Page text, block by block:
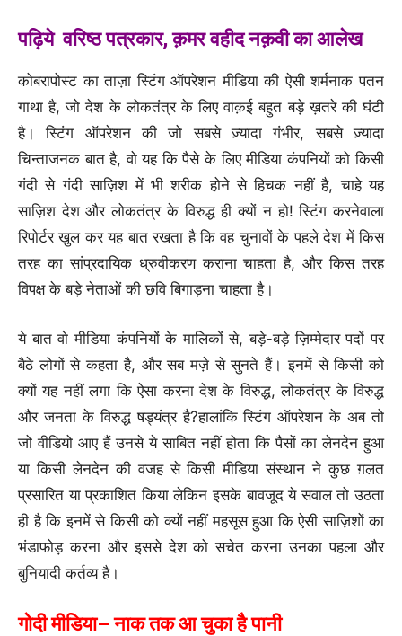
पढ़िये वरिष्ठ पत्रकार,क़मर वहीद नक़वीकाआलेख
कोबरापोस्ट का ताज़ा स्टिंग ऑपरेशन मीडिया की ऐसी शर्मनाक पतन
गाथा है, जो देश के लोकतंत्र के लिए वाक़ई बहुत बड़े ख़तरे की घंटी
है। स्टिंग ऑपरेशन की जो सबसे ज़्यादा गंभीर, सबसे ज़्यादा
चिन्ताजनक बात है, वो यह कि पैसे के लिए मीडिया कंपनियों को किसी
गंदी से गंदी साज़िश में भी शरीक होने से हिचक नहीं है, चाहे यह
साज़िश देश और लोकतंत्र के विरुद्ध ही क्यों न हो! स्टिंग करनेवाला
रिपोर्टर खुल कर यह बात रखता है कि वह चुनावों के पहले देश में किस
तरह का सांप्रदायिक ध्रुवीकरण कराना चाहता है, और किस तरह
विपक्ष के बड़े नेताओं की छवि बिगाड़ना चाहता है।
ये बात वो मीडिया कंपनियों के मालिकों से, बड़े-बड़े ज़िम्मेदार पदों पर
बैठे लोगों से कहता है, और सब मज़े से सुनते हैं। इनमें से किसी को
क्यों यह नहीं लगा कि ऐसा करना देश के विरुद्ध, लोकतंत्र के विरुद्ध
और जनता के विरुद्ध षड्यंत्र है?हालांकि स्टिंग ऑपरेशन के अब तो
जो वीडियो आए हैं उनसे ये साबित नहीं होता कि पैसों का लेनदेन हुआ
या किसी लेनदेन की वजह से किसी मीडिया संस्थान ने कुछ ग़लत
प्रसारित या प्रकाशित किया लेकिन इसके बावजूद ये सवाल तो उठता
ही है कि इनमें से किसी को क्यों नहीं महसूस हुआ कि ऐसी साज़िशों का
भंडाफोड़ करना और इससे देश को सचेत करना उनका पहला और
बुनियादी कर्तव्य है।
गोदी मीडिया– नाक तक आ चुका है पानी